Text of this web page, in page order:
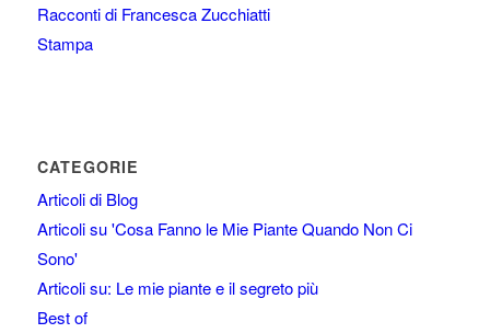
Racconti di Francesca Zucchiatti
Stampa
CATEGORIE
Articoli di Blog
Articoli su 'Cosa Fanno le Mie Piante Quando Non Ci
Sono'
Articoli su: Le mie piante e il segreto più
Best of